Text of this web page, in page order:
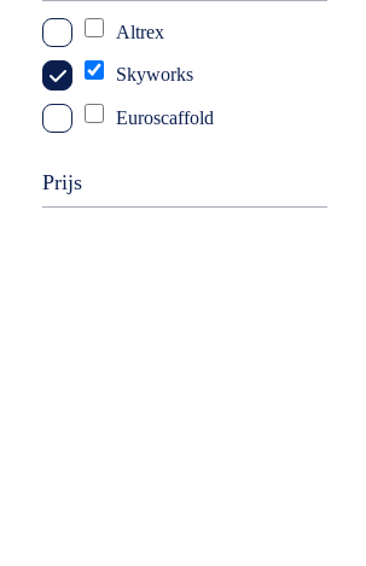
Altrex
Skyworks
Euroscaffold
Prijs